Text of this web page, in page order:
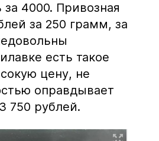
4000. Привозная
за 250 грамм, за
есть такое
цену, не
оправдывает
750 рублей.